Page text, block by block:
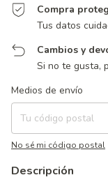
Compra
Tus datos
Cambios y
Si no te gusta,
Entregas para el CP:
Medios de envío
No sé mi código postal
Descripción